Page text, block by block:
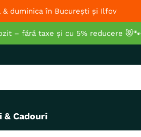
& duminica în București și Ilfov
– fără taxe și cu 5% reducere 😻🐾
& Cadouri